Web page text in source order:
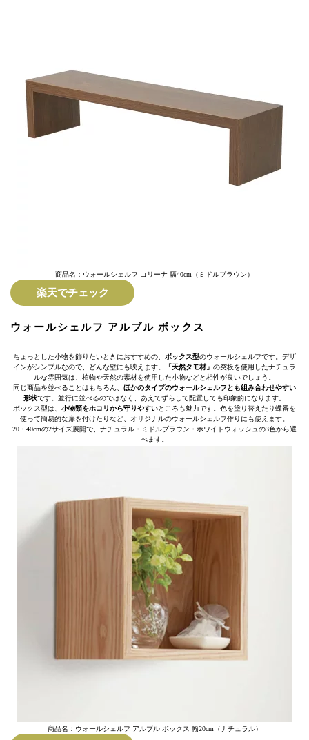
商品名：ウォールシェルフ コリーナ 幅40cm（ミドルブラウン）
楽天でチェック
ウォールシェルフ アルブル ボックス
ちょっとした小物を飾りたいときにおすすめの、 ボックス型のウォールシェルフです。デザ
インがシンプルなので、どんな壁にも映えます。
「天然タモ材」 の突板を使用したナチュラ
ルな雰囲気は、植物や天然の素材を使用した小物などと相性が良いでしょう。
同じ商品を並べることはもちろん、 ほかのタイプのウォールシェルフとも組み合わせやすい
形状です。並行に並べるのではなく、あえてずらして配置しても印象的になります。
ボックス型は、 小物類をホコリから守りやすいところも魅力です。色を塗り替えたり蝶番を
使って簡易的な扉を付けたりなど、オリジナルのウォールシェルフ作りにも使えます。
20・40cmの2サイズ展開で、ナチュラル・ミドルブラウン・ホワイトウォッシュの3色から選
べます。
商品名：ウォールシェルフ アルブル ボックス 幅20cm（ナチュラル）